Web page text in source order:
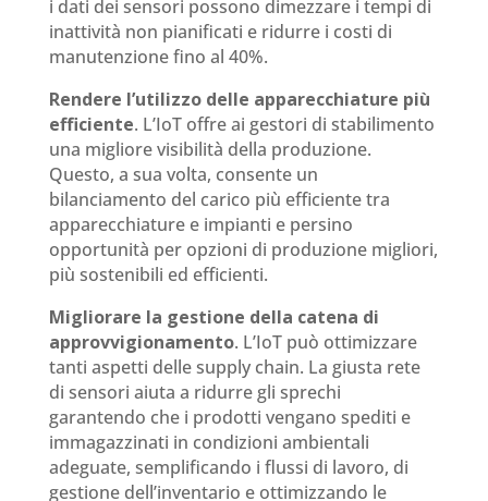
i dati dei sensori possono dimezzare i tempi di
inattività non pianificati e ridurre i costi di
manutenzione fino al 40%.
Rendere l’utilizzo delle apparecchiature più
efficiente. L’IoT offre ai gestori di stabilimento
una migliore visibilità della produzione.
Questo, a sua volta, consente un
bilanciamento del carico più efficiente tra
apparecchiature e impianti e persino
opportunità per opzioni di produzione migliori,
più sostenibili ed efficienti.
Migliorare la gestione della catena di
approvvigionamento. L’IoT può ottimizzare
tanti aspetti delle supply chain. La giusta rete
di sensori aiuta a ridurre gli sprechi
garantendo che i prodotti vengano spediti e
immagazzinati in condizioni ambientali
adeguate, semplificando i flussi di lavoro, di
gestione dell’inventario e ottimizzando le